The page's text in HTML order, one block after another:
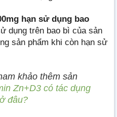
hạn sử dụng bao
dụng trên bao bì của sản
sản phẩm khi còn hạn sử
khảo thêm sản
Zn+D3 có tác dụng
đâu?